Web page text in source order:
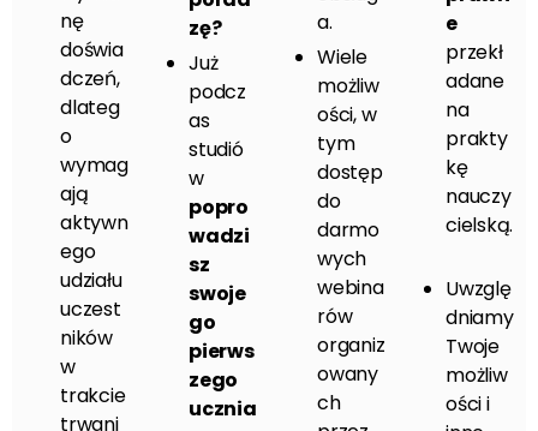
nę
doświa
dczeń,
dlateg
o
wymag
ają
aktywn
ego
udziału
uczest
ników
w
trakcie
trwani
zę?
Już
podcz
as
studió
w
popro
wadzi
sz
swoje
go
pierws
zego
ucznia
a.
Wiele
możliw
ości, w
tym
dostęp
do
darmo
wych
webina
rów
organiz
owany
ch
e
przekł
adane
na
prakty
kę
nauczy
cielską.
Uwzglę
dniamy
Twoje
możliw
ości i